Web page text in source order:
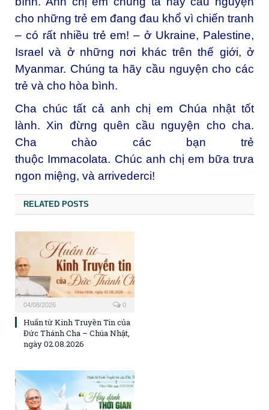
cho những trẻ em đang đau khổ vì chiến tranh
– có rất nhiều trẻ em! – ở Ukraine, Palestine,
Israel và ở những nơi khác trên thế giới, ở
Myanmar. Chúng ta hãy cầu nguyện cho các
trẻ và cho hòa bình.
Cha chúc tất cả anh chị em Chúa nhật tốt
lành. Xin đừng quên cầu nguyện cho cha.
Cha chào các bạn trẻ
thuộc Immacolata. Chúc anh chị em bữa trưa
ngon miệng, và arrivederci!
RELATED POSTS
04/08/2026 0
Huấn từ Kinh Truyền Tin của
Đức Thánh Cha – Chúa Nhật,
ngày 02.08.2026